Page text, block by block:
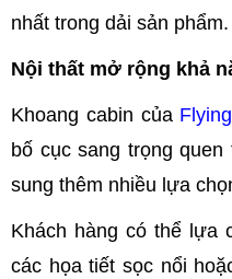
nhất trong dải sản phẩm.
Nội thất mở rộng khả
Khoang cabin của
bố cục sang trọng
sung thêm nhiều lựa
Khách hàng có thể lựa
các họa tiết sọc nổi